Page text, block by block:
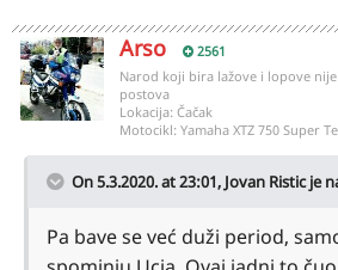
Arso 2561
Narod koji bira lažove i lopove nije
postova
Lokacija: Čačak
Motocikl: Yamaha XTZ 750 Super
On 5.3.2020. at 23:01, Jovan Risticje
Pa bave se već duži period,